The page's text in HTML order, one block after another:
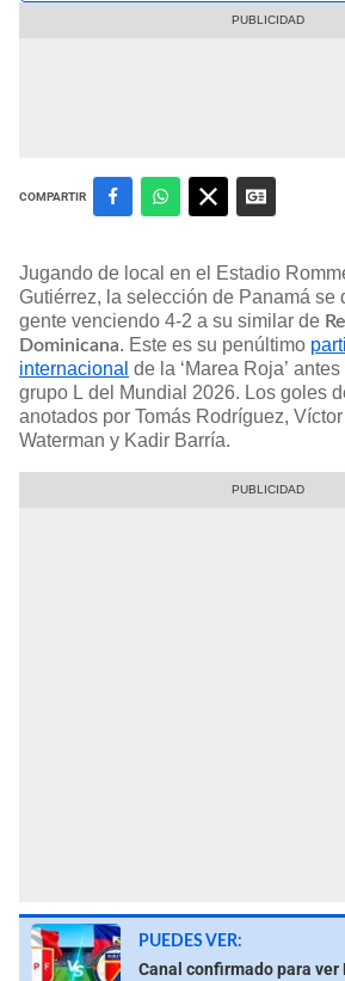
COMPARTIR
Jugando de local en el Estadio
Gutiérrez, la selección de Panamá se
gente venciendo 4-2 a su similar de
Dominicana. Este es su penúltimo
internacional de la ‘Marea Roja’
grupo L del Mundial 2026. Los goles
anotados por Tomás Rodríguez,
Waterman y Kadir Barría.
PUEDES VER:
Canal confirmado para ver